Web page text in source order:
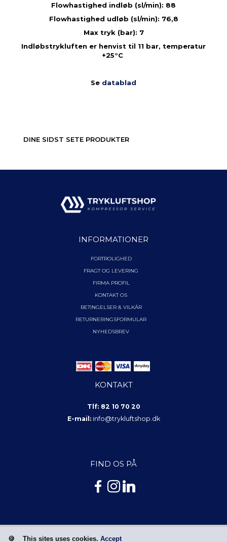
This sites uses cookies. Accept
Flowhastighed indløb (sl/min): 88
Flowhastighed udløb (sl/min): 76,8
Max tryk (bar): 7
Indløbstrykluften er henvist til 11 bar, temperatur
+25°C
Se datablad
DINE SIDST SETE PRODUKTER
INFORMATIONER
FORTROLIGHED
FRAGT OG LEVERING
FIRMA PROFIL
KONTAKT OS
BETINGELSER & VILKÅR
RETURNERINGSFORMULAR
NYHEDSBREV
KONTAKT
Tlf: 82 10 70 20
E-mail: info@trykluftshop.dk
FIND OS PÅ